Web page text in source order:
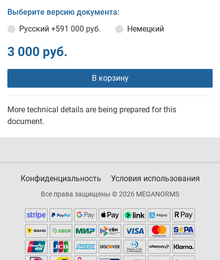
Выберите версию документа:
Русский +591 000 руб. Немецкий
3 000 руб.
В корзину
More technical details are being prepared for this
document.
Конфиденциальность Условия использования
Все права защищены © 2026 MEGANORMS